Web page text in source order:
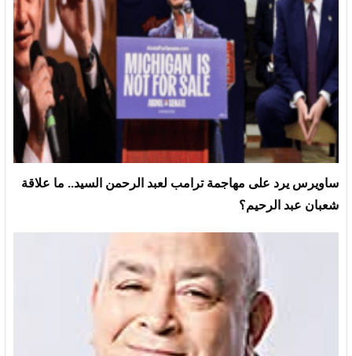
ساويرس يرد على مهاجمة ترامب لعبد الرحمن السيد.. ما علاقة
شعبان عبد الرحيم؟